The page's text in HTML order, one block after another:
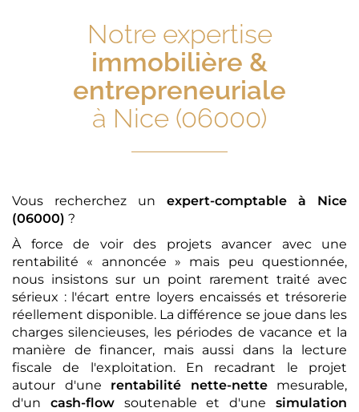
Notre expertise
immobilière &
entrepreneuriale
à Nice (06000)
Vous recherchez un expert-comptable
à Nice
(06000) ?
À force de voir des projets avancer avec une
rentabilité « annoncée » mais peu questionnée,
nous insistons sur un point rarement traité avec
sérieux : l'écart entre loyers encaissés et trésorerie
réellement disponible. La différence se joue dans les
charges silencieuses, les périodes de vacance et la
manière de financer, mais aussi dans la lecture
fiscale de l'exploitation. En recadrant le projet
autour d'une rentabilité nette-nettemesurable,
d'un cash-flowsoutenable et d'unesimulation